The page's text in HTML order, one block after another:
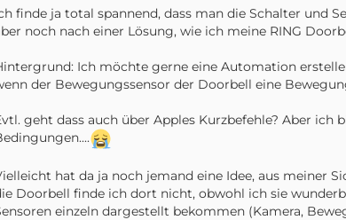
finde ja total spannend, dass man die Schalter und
noch nach einer Lösung, wie ich meine RING
Ich möchte gerne eine Automation
der Bewegungssensor der Doorbell eine
geht dass auch über Apples Kurzbefehle? Aber
hat da ja noch jemand eine Idee, aus meiner
Doorbell finde ich dort nicht, obwohl ich sie
einzeln dargestellt bekommen (Kamera,